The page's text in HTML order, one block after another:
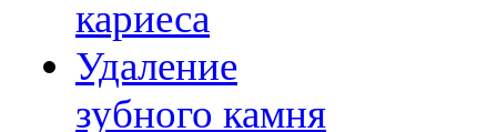
кариеса
Удаление
зубного камня